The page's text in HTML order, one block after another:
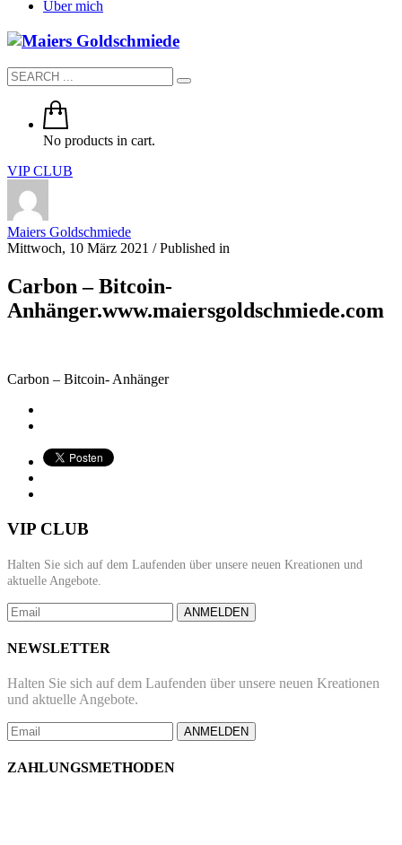
Über mich
No products in cart.
VIP CLUB
Maiers Goldschmiede
Mittwoch, 10 März 2021 /Published in
Carbon – Bitcoin-
Anhänger.www.maiersgoldschmiede.com
Carbon – Bitcoin- Anhänger
VIP CLUB
Halten Sie sich auf dem Laufenden über unsere neuen Kreationen und
aktuelle Angebote.
ANMELDEN
NEWSLETTER
Halten Sie sich auf dem Laufenden über unsere neuen Kreationen
und aktuelle Angebote.
ANMELDEN
ZAHLUNGSMETHODEN